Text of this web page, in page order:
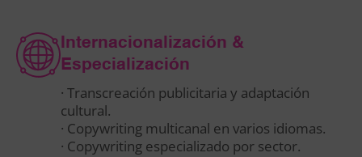
Internacionalización &
Especialización
· Transcreación publicitaria y adaptación
cultural.
· Copywriting multicanal en varios idiomas.
· Copywriting especializado por sector.